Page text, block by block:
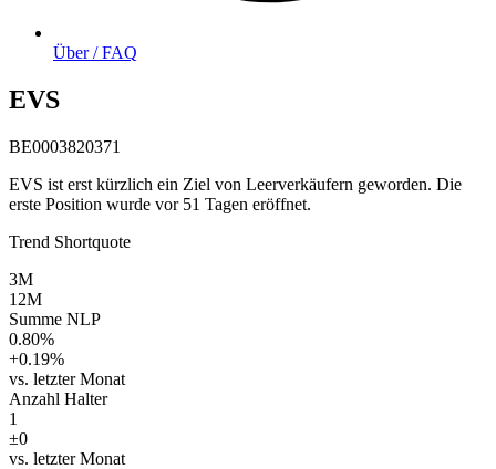
Über / FAQ
EVS
BE0003820371
EVS ist erst kürzlich ein Ziel von Leerverkäufern geworden. Die
erste Position wurde vor 51 Tagen eröffnet.
Trend Shortquote
3M
12M
Summe NLP
0.80%
+0.19%
vs. letzter Monat
Anzahl Halter
1
±0
vs. letzter Monat